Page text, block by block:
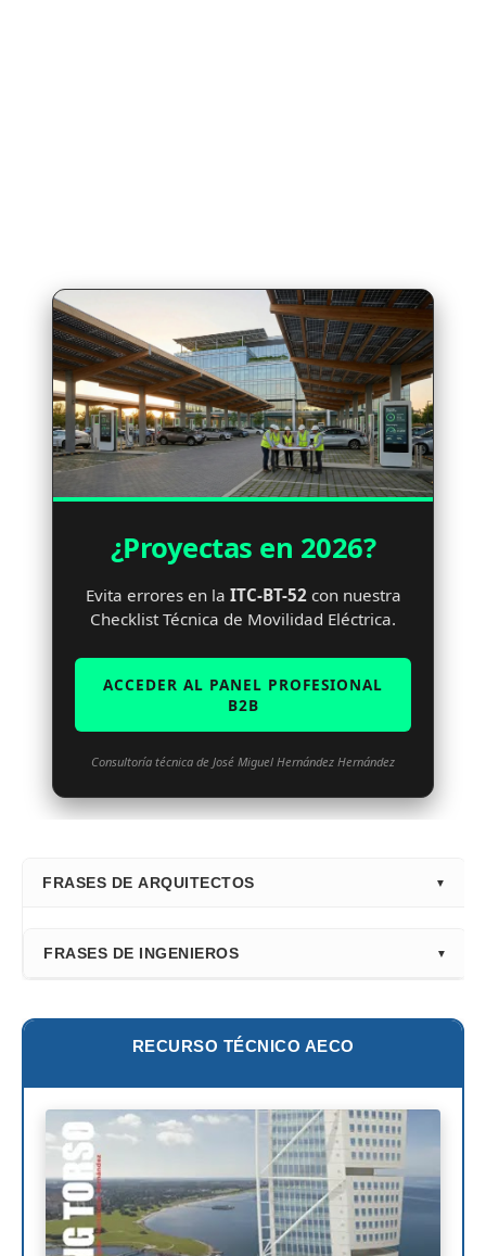
¿Proyectas en 2026?
Evita errores en la ITC-BT-52con nuestra
Checklist Técnica de Movilidad Eléctrica.
ACCEDER AL PANEL PROFESIONAL
B2B
Consultoría técnica de José Miguel Hernández Hernández
FRASES DE ARQUITECTOS
Richard Rogers
David Chipperfield
Kazuyo Sejima
Norman Foster
FRASES DE INGENIEROS
Leslie E. Robertson
Félix Cándela
RECURSO TÉCNICO AECO